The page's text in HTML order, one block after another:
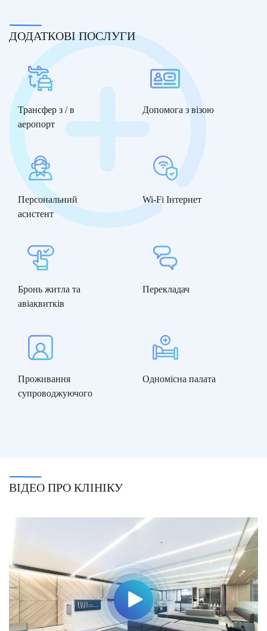
ДОДАТКОВІ ПОСЛУГИ
Трансфер з / в
аеропорт
Допомога з візою
Персональний
асистент
Wi-Fi Інтернет
Бронь житла та
авіаквитків
Перекладач
Проживання
супроводжуючого
Одномісна палата
ВІДЕО ПРО КЛІНІКУ